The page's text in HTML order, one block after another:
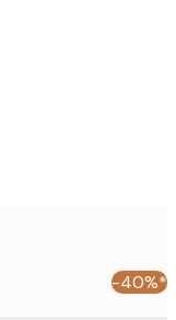
-40%*